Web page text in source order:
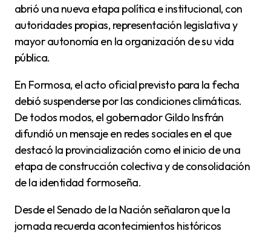
abrió una nueva etapa política e institucional, con
autoridades propias, representación legislativa y
mayor autonomía en la organización de su vida
pública.
En Formosa, el acto oficial previsto para la fecha
debió suspenderse por las condiciones climáticas.
De todos modos, el gobernador Gildo Insfrán
difundió un mensaje en redes sociales en el que
destacó la provincialización como el inicio de una
etapa de construcción colectiva y de consolidación
de la identidad formoseña.
Desde el Senado de la Nación señalaron que la
jornada recuerda acontecimientos históricos